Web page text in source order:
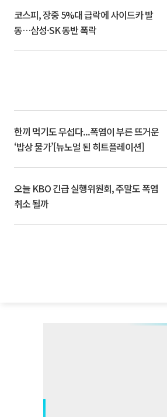
코스피, 장중 5%대 급락에 사이드카 발
동…삼성·SK 동반 폭락
한끼 먹기도 무섭다...폭염이 부른 뜨거운
‘밥상 물가’[뉴노멀 된 히트플레이션]
오늘 KBO 긴급 실행위원회, 주말도 폭염
취소 될까